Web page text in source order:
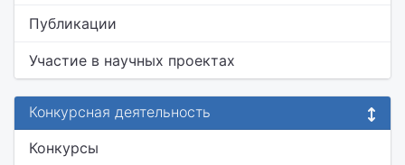
Публикации
Участие в научных проектах
Конкурсная деятельность
Конкурсы